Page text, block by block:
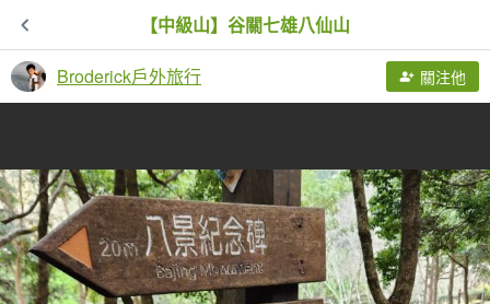
【中級山】谷關七雄八仙山
Broderick戶外旅行 關注他